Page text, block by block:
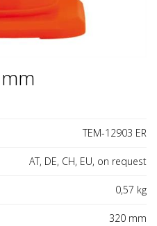
TEM-12903 ER
AT, DE, CH, EU, on request
0,57 kg
320 mm